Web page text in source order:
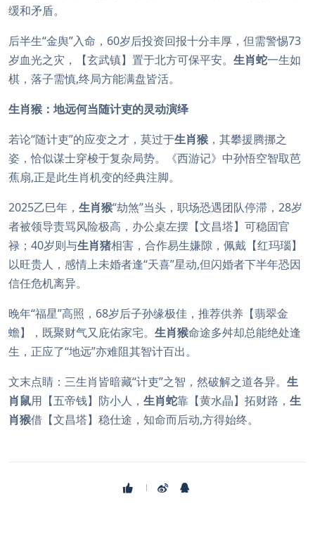
缓和矛盾。
后半生“金舆”入命，60岁后投资回报十分丰厚，但需警惕73
岁血光之灾，【玄武镇】置于北方可保平安。 生肖蛇一生如
棋，落子需慎,终局方能满盘皆活。
生肖猴：地远何当随计吏的灵动演绎
若论“随计吏”的应变之才，莫过于生肖猴 ，其攀援腾挪之
姿，恰似谋士穿梭于复杂局势。《西游记》中孙悟空智取芭
蕉扇,正是此生肖机变的经典注脚。
2025乙巳年， 生肖猴“劫煞”当头，职场恐遇团队停滞，28岁
者被领导责骂风险极高，办公桌左摆【文昌塔】可稳固官
禄；40岁则与生肖猪相害，合作易生嫌隙，佩戴【红玛瑙】
以旺贵人，感情上未婚者逢“天喜”星动,但闪婚者下半年恐因
信任危机离异。
晚年“福星”高照，68岁后子孙缘极佳，推荐供养【翡翠金
蟾】，既聚财气又庇佑家宅。 生肖猴命途多舛却总能绝处逢
生，正应了“地远”亦难阻其智计百出。
文末点睛：三生肖皆暗藏“计吏”之智，然破解之道各异。 生
肖鼠用【五帝钱】防小人， 生肖蛇靠【黄水晶】拓财路， 生
肖猴借【文昌塔】稳仕途，知命而后动,方得始终。